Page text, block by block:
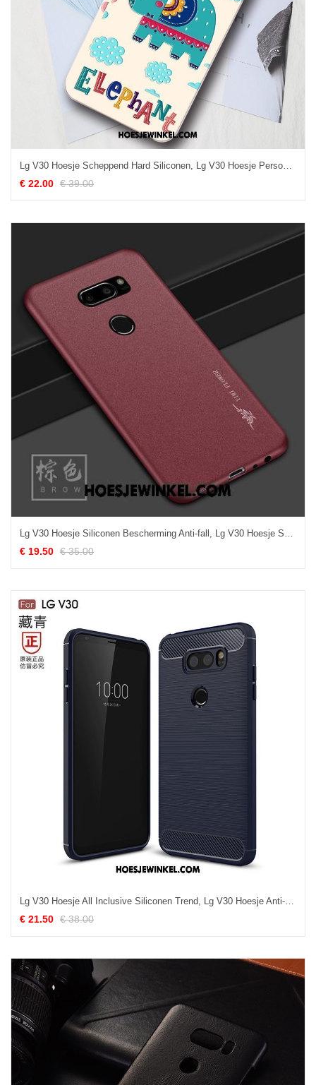
Lg V30 Hoesje Scheppend Hard Siliconen, Lg V30 Hoesje Persoonlijk Anti-fall
€ 22.00 € 39.00
Lg V30 Hoesje Siliconen Bescherming Anti-fall, Lg V30 Hoesje Skärmskydd Tempereren Braun
€ 19.50 € 35.00
Lg V30 Hoesje All Inclusive Siliconen Trend, Lg V30 Hoesje Anti-fall Bescherming
€ 21.50 € 38.00